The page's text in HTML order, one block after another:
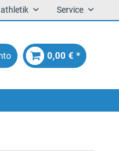
Service
0,00 € *